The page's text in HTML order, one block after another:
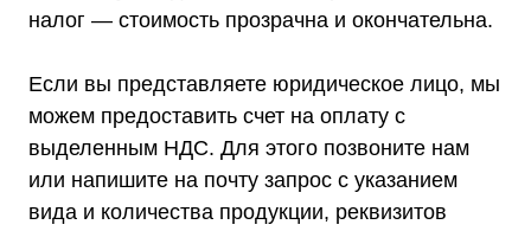
налог — стоимость прозрачна и окончательна.
Если вы представляете юридическое лицо, мы
можем предоставить счет на оплату с
выделенным НДС. Для этого позвоните нам
или напишите на почту запрос с указанием
вида и количества продукции, реквизитов
не является публичной офертой
Политика конфиденциальности